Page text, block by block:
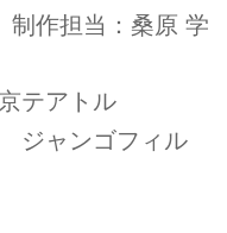
作担当：桑原 学
テアトル
ジャンゴフィル